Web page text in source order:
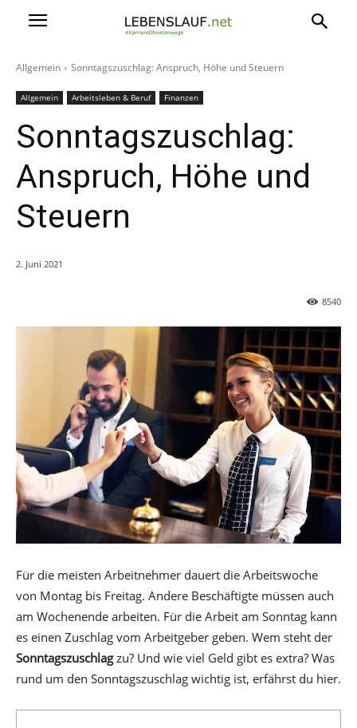
Allgemein Sonntagszuschlag: Anspruch, Höhe und Steuern
Allgemein Arbeitsleben & Beruf Finanzen
Sonntagszuschlag:
Anspruch, Höhe und
Steuern
2. Juni 2021
8540
Für die meisten Arbeitnehmer dauert die Arbeitswoche
von Montag bis Freitag. Andere Beschäftigte müssen auch
am Wochenende arbeiten. Für die Arbeit am Sonntag kann
es einen Zuschlag vom Arbeitgeber geben. Wem steht der
Sonntagszuschlagzu? Und wie viel Geld gibt es extra? Was
rund um den Sonntagszuschlag wichtig ist, erfährst du hier.